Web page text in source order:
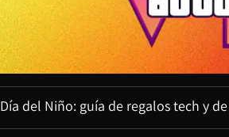
Día del Niño: guía de regalos tech y